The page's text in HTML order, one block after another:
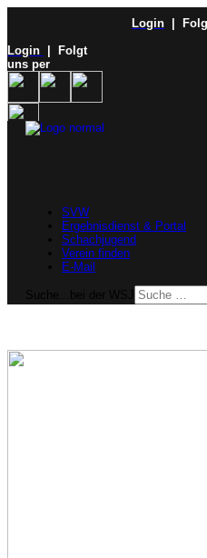
Login
|
Login
| Folgt
uns per
SVW
Ergebnisdienst & Portal
Schachjugend
Verein finden
E-Mail